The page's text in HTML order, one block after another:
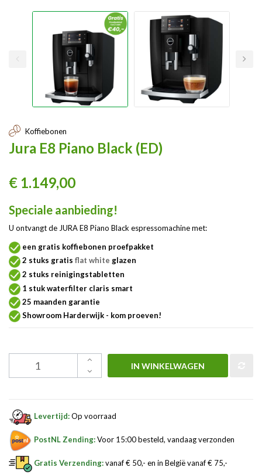
Koffiebonen
Jura E8 Piano Black (ED)
€ 1.149,00
Speciale aanbieding!
U ontvangt de JURA E8 Piano Black espressomachine met:
een gratis koffiebonen proefpakket
2 stuks gratis flat white glazen
2 stuks reinigingstabletten
1 stuk waterfilter claris smart
25 maanden garantie
Showroom Harderwijk - kom proeven!
IN WINKELWAGEN
Levertijd:Op voorraad
PostNL Zending:Voor 15:00 besteld, vandaag verzonden
Gratis Verzending:vanaf € 50,- en in België vanaf € 75,-